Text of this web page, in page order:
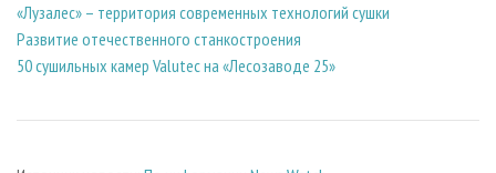
«Лузалес» – территория современных технологий сушки
Развитие отечественного станкостроения
50 сушильных камер Valutec на «Лесозаводе 25»